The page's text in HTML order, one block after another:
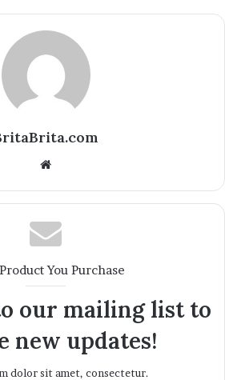
You Purchase
our mailing list to
new updates!
dolor sit amet, consectetur.